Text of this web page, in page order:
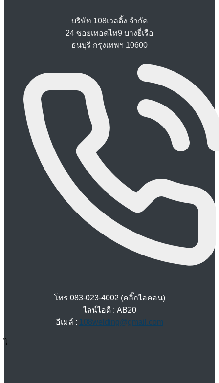
บริษัท 108เวลดิ้ง จำกัด
24 ซอยเทอดไท9 บางยี่เรือ
ธนบุรี กรุงเทพฯ 10600
โทร 083-023-4002 (คลิ๊กไอคอน)
ไลน์ไอดี : AB20
อีเมล์ : 108welding@gmail.com
ไ